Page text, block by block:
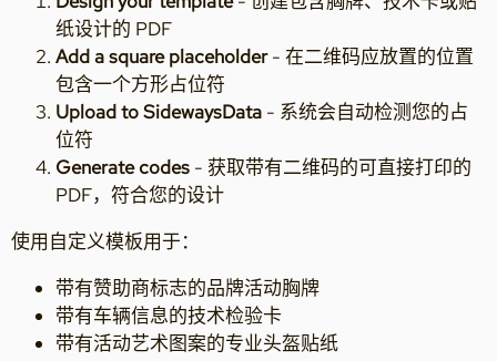
纸设计的 PDF
Add a square placeholder- 在二维码应放置的位置
包含一个方形占位符
Upload to SidewaysData - 系统会自动检测您的占
位符
Generate codes - 获取带有二维码的可直接打印的
PDF，符合您的设计
使用自定义模板用于：
带有赞助商标志的品牌活动胸牌
带有车辆信息的技术检验卡
带有活动艺术图案的专业头盔贴纸